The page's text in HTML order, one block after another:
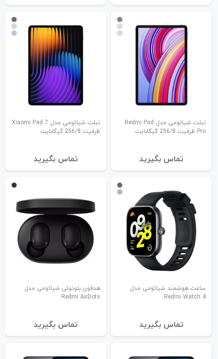
تبلت شیائومی مدل Redmi Pad
Pro ظرفیت 256/8 گیگابایت
تماس بگیرید
تبلت شیائومی مدل Xiaomi Pad 7
ظرفیت 256/8 گیگابایت
تماس بگیرید
ساعت هوشمند شیائومی مدل
Redmi Watch 4
تماس بگیرید
هدفون بلوتوثی شیائومی مدل
Redmi AirDots
تماس بگیرید